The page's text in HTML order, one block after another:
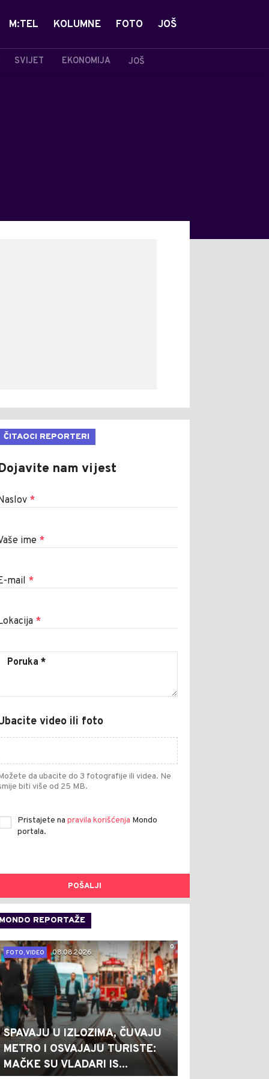
SVIJET EKONOMIJA JOŠ
M:TEL KOLUMNE FOTO JOŠ
ČITAOCI REPORTERI
nam vijest
*
ime *
mail *
*
video ili foto
da ubacite do 3 fotografije ili videa. Ne
biti više od 25 MB.
Pristajete na pravila korišćenja Mondo
portala.
POŠALJI
MONDO REPORTAŽE
0
FOTO, VIDEO
08.08.2026.
SPAVAJU U IZLOZIMA, ČUVAJU
METRO I OSVAJAJU TURISTE:
MAČKE SU VLADARI IS...